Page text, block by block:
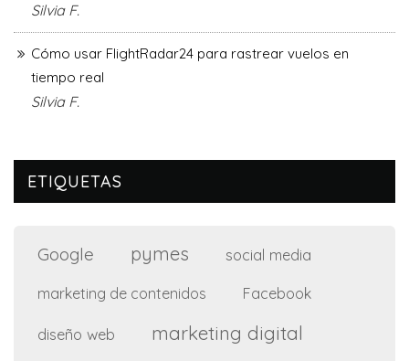
Silvia F.
Cómo usar FlightRadar24 para rastrear vuelos en
tiempo real
Silvia F.
ETIQUETAS
Google pymes social media
marketing de contenidos Facebook
diseño web marketing digital